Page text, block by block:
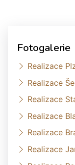
Fotogalerie
Realizace
Realizace
Realizace
Realizace
Realizace
Realizace